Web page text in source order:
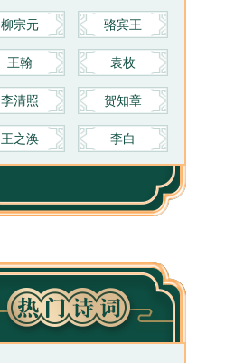
柳宗元 骆宾王
王翰 袁枚
李清照 贺知章
王之涣 李白